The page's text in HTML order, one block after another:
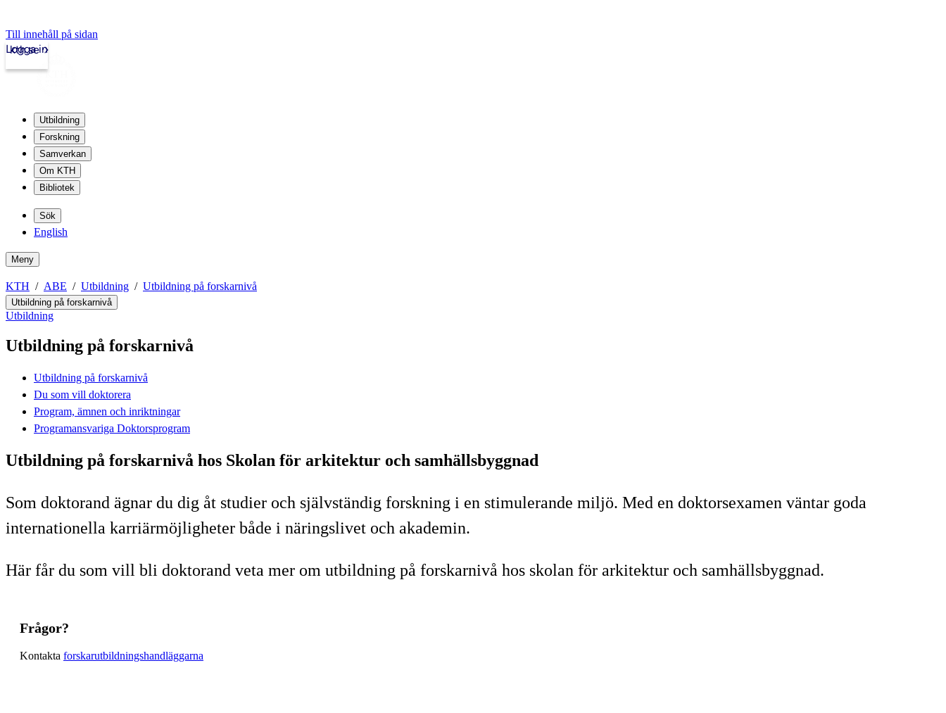
Till innehåll på sidan
kth.se
Logga in
Utbildning
Forskning
Samverkan
Om KTH
Bibliotek
Sök
English
Meny
KTH ABE Utbildning Utbildning på forskarnivå
Utbildning på forskarnivå
Utbildning
Utbildning på forskarnivå
Utbildning på forskarnivå
Du som vill doktorera
Program, ämnen och inriktningar
Programansvariga Doktorsprogram
Utbildning på forskarnivå hos Skolan för arkitektur och samhällsbyggnad
Som doktorand ägnar du dig åt studier och självständig forskning i en stimulerande miljö. Med en doktorsexamen väntar goda
internationella karriärmöjligheter både i näringslivet och akademin.
Här får du som vill bli doktorand veta mer om utbildning på forskarnivå hos skolan för arkitektur och samhällsbyggnad.
Frågor?
Kontakta forskarutbildningshandläggarna